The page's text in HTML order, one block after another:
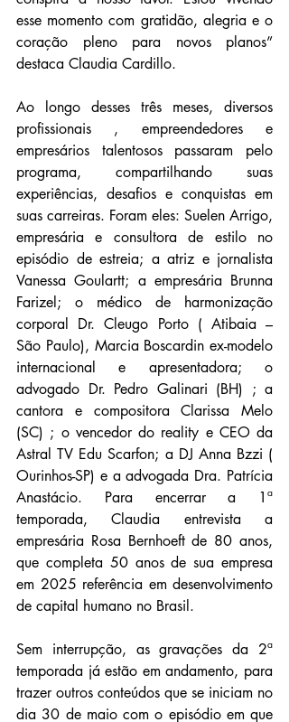
esse momento com gratidão, alegria e o
coração pleno para novos planos”
destaca Claudia Cardillo.
Ao longo desses três meses, diversos
profissionais , empreendedores e
empresários talentosos passaram pelo
programa, compartilhando suas
experiências, desafios e conquistas em
suas carreiras. Foram eles: Suelen Arrigo,
empresária e consultora de estilo no
episódio de estreia; a atriz e jornalista
Vanessa Goulartt; a empresária Brunna
Farizel; o médico de harmonização
corporal Dr. Cleugo Porto ( Atibaia –
São Paulo), Marcia Boscardin ex-modelo
internacional e apresentadora; o
advogado Dr. Pedro Galinari (BH) ; a
cantora e compositora Clarissa Melo
(SC) ; o vencedor do reality e CEO da
Astral TV Edu Scarfon; a DJ Anna Bzzi (
Ourinhos-SP) e a advogada Dra. Patrícia
Anastácio. Para encerrar a 1ª
temporada, Claudia entrevista a
empresária Rosa Bernhoeft de 80 anos,
que completa 50 anos de sua empresa
em 2025 referência em desenvolvimento
de capital humano no Brasil.
Sem interrupção, as gravações da 2ª
temporada já estão em andamento, para
trazer outros conteúdos que se iniciam no
dia 30 de maio com o episódio em que